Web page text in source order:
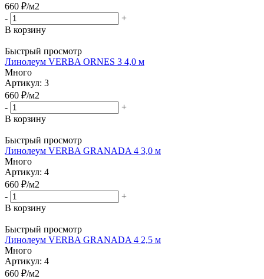
660 ₽/м2
-
+
В корзину
Быстрый просмотр
Линолеум VERBA ORNES 3 4,0 м
Много
Артикул: 3
660 ₽/м2
-
+
В корзину
Быстрый просмотр
Линолеум VERBA GRANADA 4 3,0 м
Много
Артикул: 4
660 ₽/м2
-
+
В корзину
Быстрый просмотр
Линолеум VERBA GRANADA 4 2,5 м
Много
Артикул: 4
660 ₽/м2